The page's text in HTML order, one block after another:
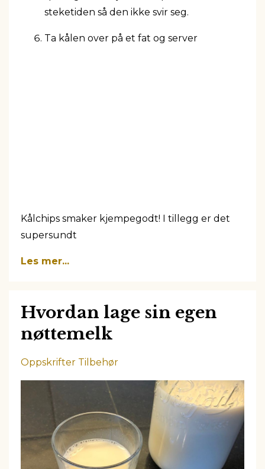
steketiden så den ikke svir seg.
Ta kålen over på et fat og server
Kålchips smaker kjempegodt! I tillegg er det
supersundt
Les mer...
Hvordan lage sin egen
nøttemelk
Oppskrifter Tilbehør